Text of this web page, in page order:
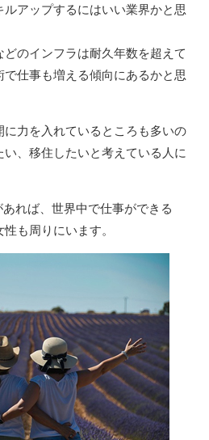
アップするにはいい業界かと思
のインフラは耐久年数を超えて
仕事も増える傾向にあるかと思
に力を入れているところも多いの
、移住したいと考えている人に
れば、世界中で仕事ができる
も周りにいます。